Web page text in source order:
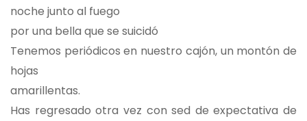
noche junto al fuego
por una bella que se suicidó
Tenemos periódicos en nuestro cajón, un montón de
hojas
amarillentas.
Has regresado otra vez con sed de expectativa de